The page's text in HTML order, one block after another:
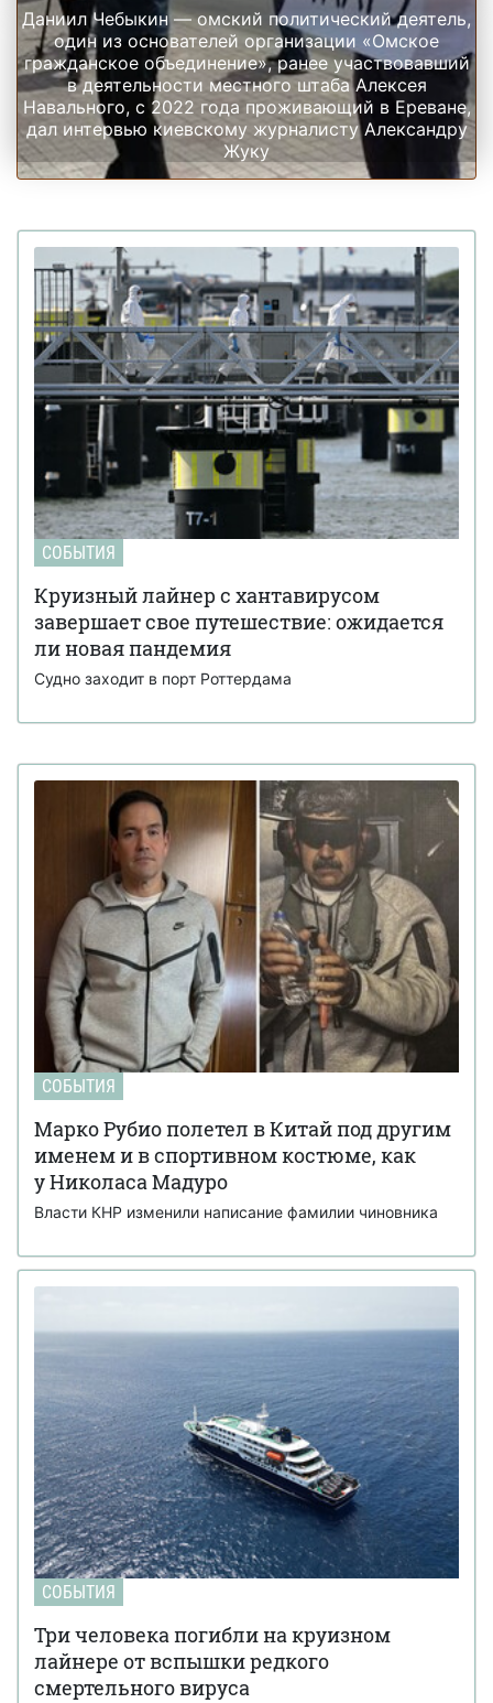
Даниил Чебыкин — омский политический деятель,
один из основателей организации «Омское
гражданское объединение», ранее участвовавший
в деятельности местного штаба Алексея
Навального, с 2022 года проживающий в Ереване,
дал интервью киевскому журналисту Александру
Жуку
СОБЫТИЯ
Круизный лайнер с хантавирусом
завершает свое путешествие: ожидается
ли новая пандемия
Судно заходит в порт Роттердама
СОБЫТИЯ
Марко Рубио полетел в Китай под другим
именем и в спортивном костюме, как
у Николаса Мадуро
Власти КНР изменили написание фамилии чиновника
СОБЫТИЯ
Три человека погибли на круизном
лайнере от вспышки редкого
смертельного вируса